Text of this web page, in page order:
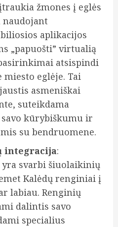
žmones į eglės
naudojant
aplikacijos
„papuošti” virtualią
atsispindi
eglėje. Tai
asmeniškai
suteikdama
kūrybiškumu ir
su bendruomene.
integracija:
svarbi šiuolaikinių
Kalėdų renginiai į
labiau. Renginių
dalintis savo
specialius